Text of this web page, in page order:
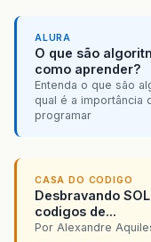
ALURA
O que são
como aprender?
Entenda o que são
qual é a importância
programar
CASA DO CODIGO
Desbravando
codigos de...
Por Alexandre